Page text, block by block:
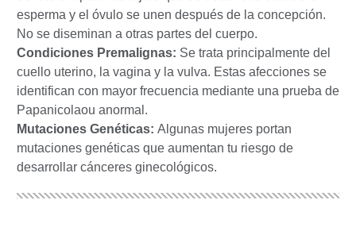
esperma y el óvulo se unen después de la concepción.
No se diseminan a otras partes del cuerpo.
Condiciones Premalignas: Se trata principalmente del
cuello uterino, la vagina y la vulva. Estas afecciones se
identifican con mayor frecuencia mediante una prueba de
Papanicolaou anormal.
Mutaciones Genéticas: Algunas mujeres portan
mutaciones genéticas que aumentan tu riesgo de
desarrollar cánceres ginecológicos.